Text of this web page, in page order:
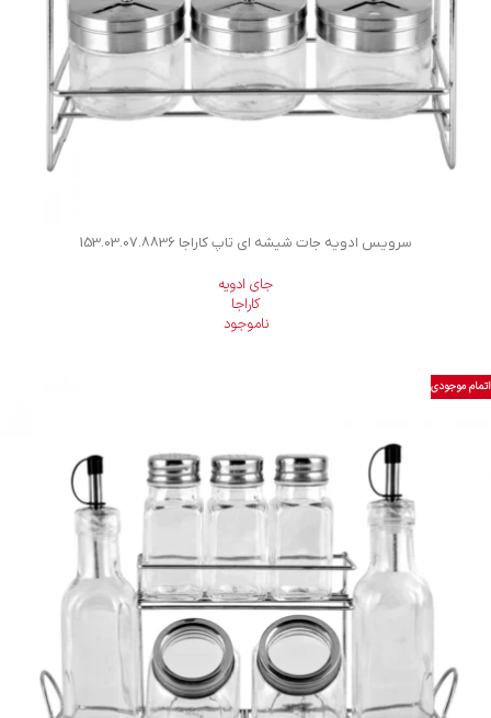
سرویس ادویه جات شیشه ای تاپ کاراجا 153.03.07.8836
جای ادویه
کاراجا
ناموجود
اتمام موجودی